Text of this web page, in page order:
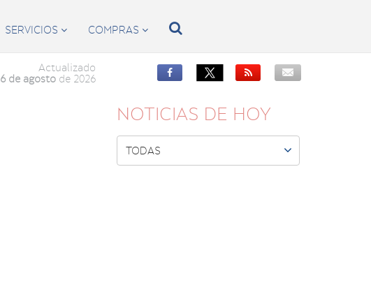
SERVICIOS  COMPRAS  
Actualizado
6 de agostode 2026


NOTICIAS DE HOY
TODAS 